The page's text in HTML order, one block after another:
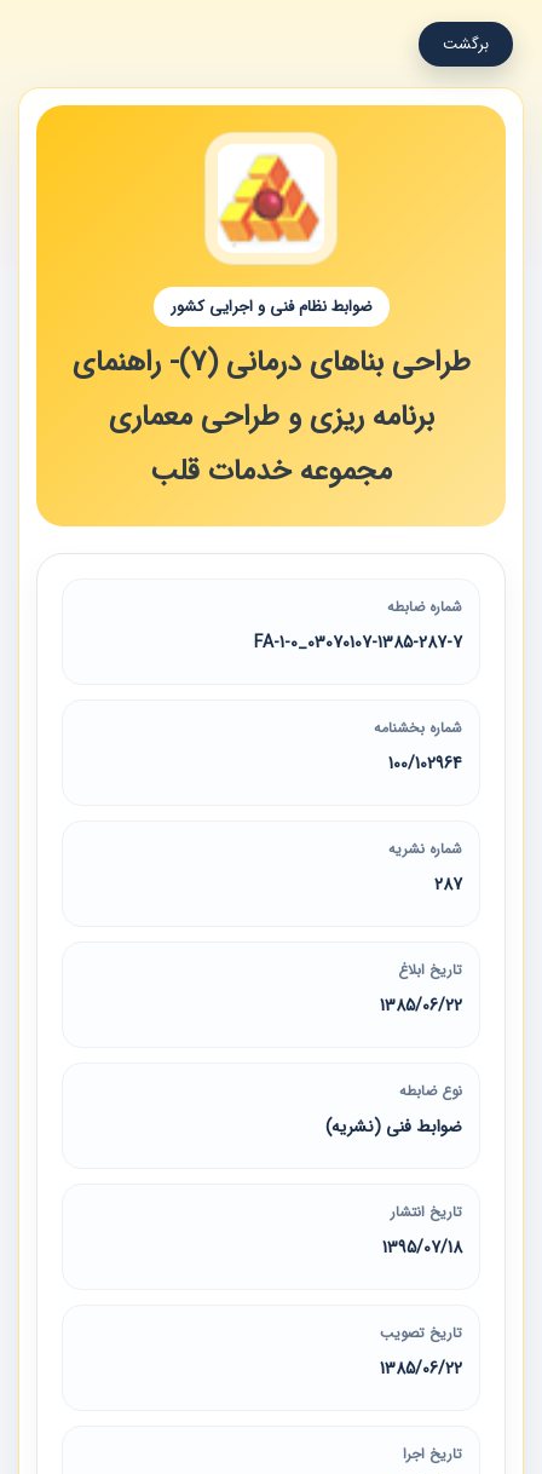
برگشت
ضوابط نظام فنی و اجرایی کشور
طراحی بناهای درمانی (7)- راهنمای
برنامه ریزی و طراحی معماری
مجموعه خدمات قلب
شماره ضابطه
03070107-1385-287-7_1-0-FA
شماره بخشنامه
100/102964
شماره نشریه
287
تاریخ ابلاغ
1385/06/22
نوع ضابطه
ضوابط فنی (نشریه)
تاریخ انتشار
1395/07/18
تاریخ تصویب
1385/06/22
تاریخ اجرا